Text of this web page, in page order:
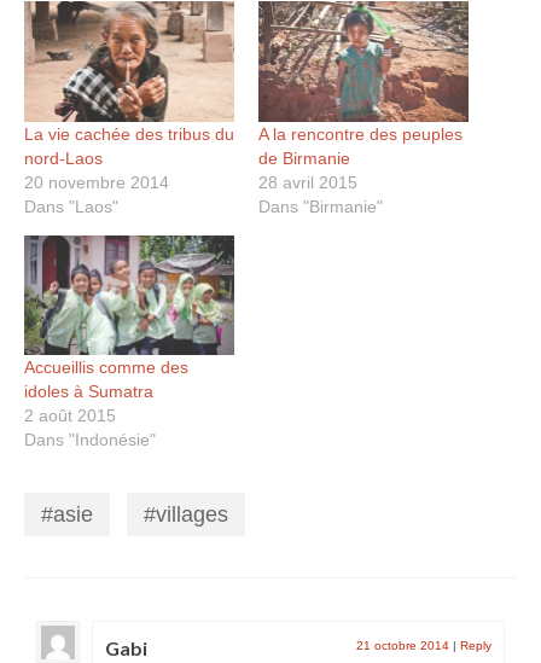
La vie cachée des tribus du
nord-Laos
20 novembre 2014
Dans "Laos"
A la rencontre des peuples
de Birmanie
28 avril 2015
Dans "Birmanie"
Accueillis comme des
idoles à Sumatra
2 août 2015
Dans "Indonésie"
asie villages
Gabi 21 octobre 2014 | Reply